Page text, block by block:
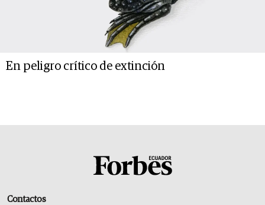
En peligro crítico de extinción
Contactos